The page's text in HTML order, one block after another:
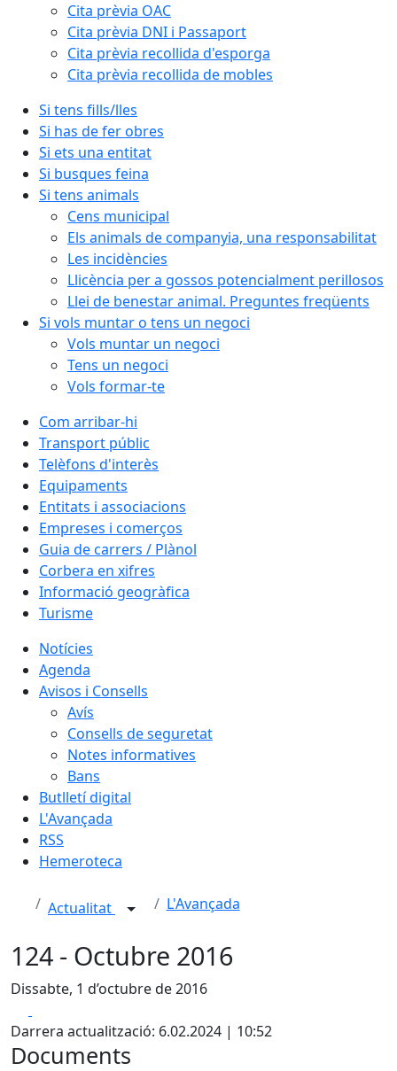
Cita prèvia OAC
Cita prèvia DNI i Passaport
Cita prèvia recollida d'esporga
Cita prèvia recollida de mobles
Si tens fills/lles
Si has de fer obres
Si ets una entitat
Si busques feina
Si tens animals
Cens municipal
Els animals de companyia, una responsabilitat
Les incidències
Llicència per a gossos potencialment perillosos
Llei de benestar animal. Preguntes freqüents
Si vols muntar o tens un negoci
Vols muntar un negoci
Tens un negoci
Vols formar-te
Com arribar-hi
Transport públic
Telèfons d'interès
Equipaments
Entitats i associacions
Empreses i comerços
Guia de carrers / Plànol
Corbera en xifres
Informació geogràfica
Turisme
Notícies
Agenda
Avisos i Consells
Avís
Consells de seguretat
Notes informatives
Bans
Butlletí digital
L'Avançada
RSS
Hemeroteca
Actualitat L'Avançada
124 - Octubre 2016
Dissabte, 1 d’octubre de 2016
Darrera actualització: 6.02.2024 | 10:52
Documents